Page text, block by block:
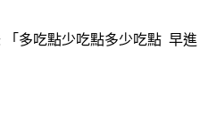
「多吃點少吃點多少吃點 早進